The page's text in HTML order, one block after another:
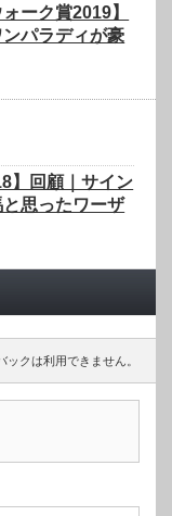
ーク賞2019】
パラディが豪
】回顧｜サイン
思ったワーザ
ックは利用できません。